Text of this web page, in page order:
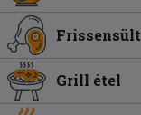
Frissensült
Grill étel